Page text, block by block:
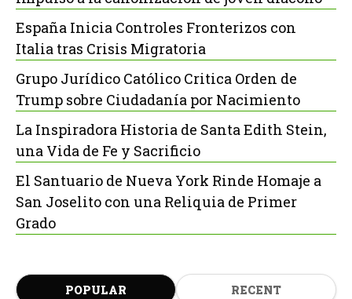
España Inicia Controles Fronterizos con
Italia tras Crisis Migratoria
Grupo Jurídico Católico Critica Orden de
Trump sobre Ciudadanía por Nacimiento
La Inspiradora Historia de Santa Edith Stein,
una Vida de Fe y Sacrificio
El Santuario de Nueva York Rinde Homaje a
San Joselito con una Reliquia de Primer
Grado
POPULAR RECENT